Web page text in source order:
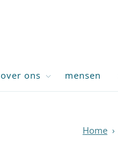
over ons mensen
Home ›